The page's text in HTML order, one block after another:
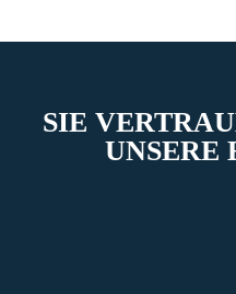
SIE
UNSERE